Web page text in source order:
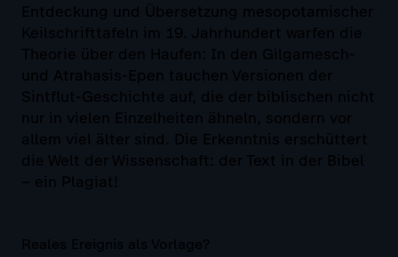
Entdeckung und Übersetzung mesopotamischer
Keilschrifttafeln im 19. Jahrhundert warfen die
Theorie über den Haufen: In den Gilgamesch-
und Atrahasis-Epen tauchen Versionen der
Sintflut-Geschichte auf, die der biblischen nicht
nur in vielen Einzelheiten ähneln, sondern vor
allem viel älter sind. Die Erkenntnis erschüttert
die Welt der Wissenschaft: der Text in der Bibel
– ein Plagiat!
Reales Ereignis als Vorlage?